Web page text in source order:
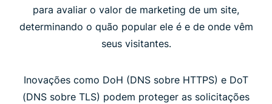
para avaliar o valor de marketing de um site,
determinando o quão popular ele é e de onde vêm
seus visitantes.
Inovações como DoH (DNS sobre HTTPS) e DoT
(DNS sobre TLS) podem proteger as solicitações